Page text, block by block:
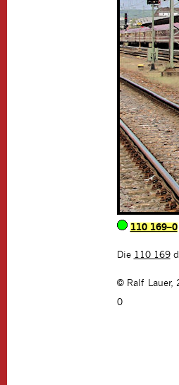
110 169–0
Die 110 169
© Ralf Lauer,
0